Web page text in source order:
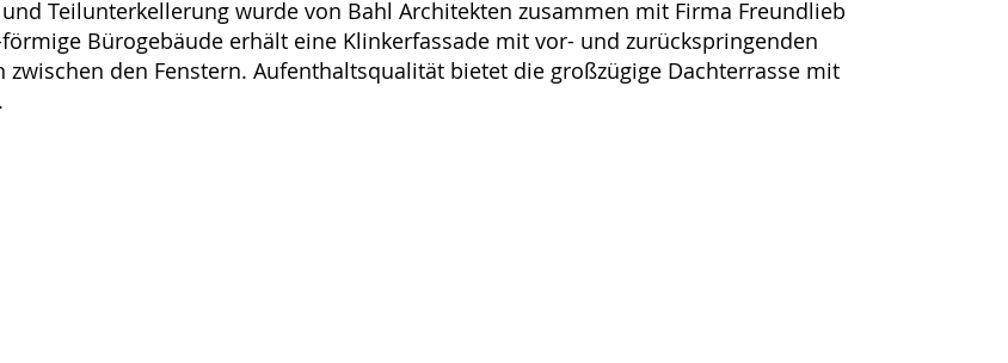
Teilunterkellerung wurde von Bahl Architekten zusammen mit Firma Freundlieb
Bürogebäude erhält eine Klinkerfassade mit vor- und zurückspringenden
zwischen den Fenstern. Aufenthaltsqualität bietet die großzügige Dachterrasse mit